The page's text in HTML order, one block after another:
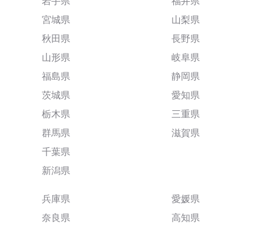
宮城県
秋田県
山形県
福島県
茨城県
栃木県
群馬県
千葉県
新潟県
山梨県
長野県
岐阜県
静岡県
愛知県
三重県
滋賀県
兵庫県
奈良県
愛媛県
高知県